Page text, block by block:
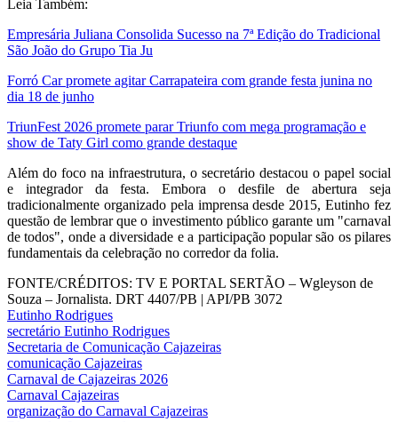
Leia Também:
Empresária Juliana Consolida Sucesso na 7ª Edição do Tradicional
São João do Grupo Tia Ju
Forró Car promete agitar Carrapateira com grande festa junina no
dia 18 de junho
TriunFest 2026 promete parar Triunfo com mega programação e
show de Taty Girl como grande destaque
Além do foco na infraestrutura, o secretário destacou o papel social
e integrador da festa. Embora o desfile de abertura seja
tradicionalmente organizado pela imprensa desde 2015, Eutinho fez
questão de lembrar que o investimento público garante um "carnaval
de todos", onde a diversidade e a participação popular são os pilares
fundamentais da celebração no corredor da folia.
FONTE/CRÉDITOS: TV E PORTAL SERTÃO – Wgleyson de
Souza – Jornalista. DRT 4407/PB | API/PB 3072
Eutinho Rodrigues
secretário Eutinho Rodrigues
Secretaria de Comunicação Cajazeiras
comunicação Cajazeiras
Carnaval de Cajazeiras 2026
Carnaval Cajazeiras
organização do Carnaval Cajazeiras